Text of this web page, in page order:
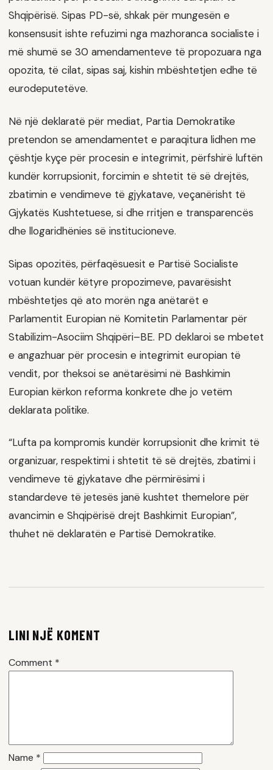
Shqipërisë. Sipas PD-së, shkak për mungesën e
konsensusit ishte refuzimi nga mazhoranca socialiste i
më shumë se 30 amendamenteve të propozuara nga
opozita, të cilat, sipas saj, kishin mbështetjen edhe të
eurodeputetëve.
Në një deklaratë për mediat, Partia Demokratike
pretendon se amendamentet e paraqitura lidhen me
çështje kyçe për procesin e integrimit, përfshirë luftën
kundër korrupsionit, forcimin e shtetit të së drejtës,
zbatimin e vendimeve të gjykatave, veçanërisht të
Gjykatës Kushtetuese, si dhe rritjen e transparencës
dhe llogaridhënies së institucioneve.
Sipas opozitës, përfaqësuesit e Partisë Socialiste
votuan kundër këtyre propozimeve, pavarësisht
mbështetjes që ato morën nga anëtarët e
Parlamentit Europian në Komitetin Parlamentar për
Stabilizim-Asociim Shqipëri–BE. PD deklaroi se mbetet
e angazhuar për procesin e integrimit europian të
vendit, por theksoi se anëtarësimi në Bashkimin
Europian kërkon reforma konkrete dhe jo vetëm
deklarata politike.
“Lufta pa kompromis kundër korrupsionit dhe krimit të
organizuar, respektimi i shtetit të së drejtës, zbatimi i
vendimeve të gjykatave dhe përmirësimi i
standardeve të jetesës janë kushtet themelore për
avancimin e Shqipërisë drejt Bashkimit Europian”,
thuhet në deklaratën e Partisë Demokratike.
LINI NJË KOMENT
Comment *
Name *